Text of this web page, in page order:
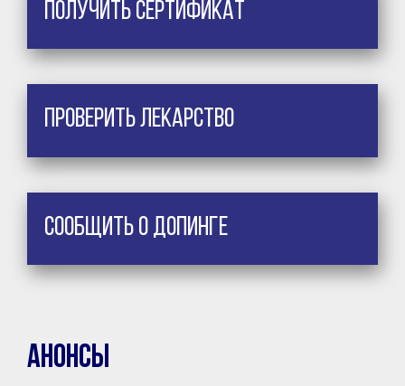
Получить сертификат
Проверить лекарство
Сообщить о допинге
Анонсы